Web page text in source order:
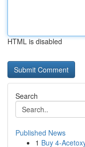
HTML is disabled
Search
Published News
1 Buy 4-